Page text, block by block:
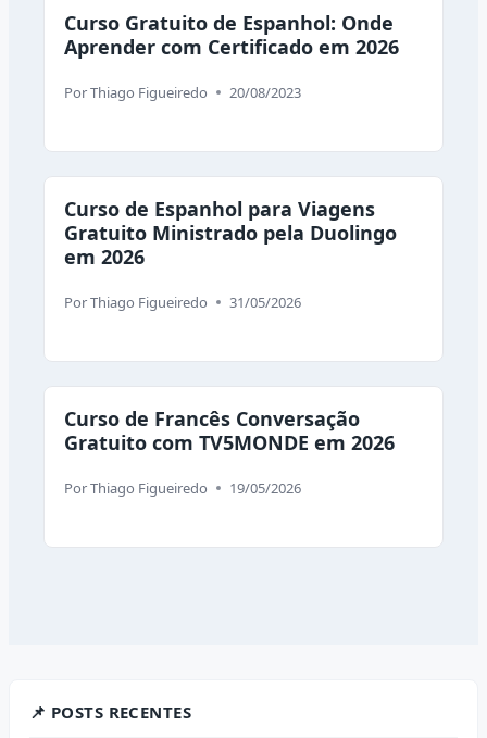
Curso Gratuito de Espanhol: Onde
Aprender com Certificado em 2026
PorThiago Figueiredo 20/08/2023
Curso de Espanhol para Viagens
Gratuito Ministrado pela Duolingo
em 2026
PorThiago Figueiredo 31/05/2026
Curso de Francês Conversação
Gratuito com TV5MONDE em 2026
PorThiago Figueiredo 19/05/2026
📌 POSTS RECENTES